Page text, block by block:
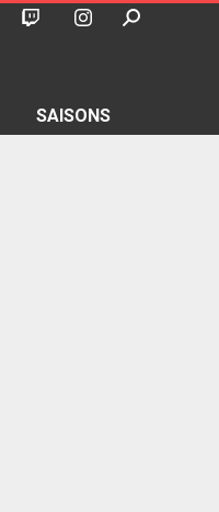
SAISONS